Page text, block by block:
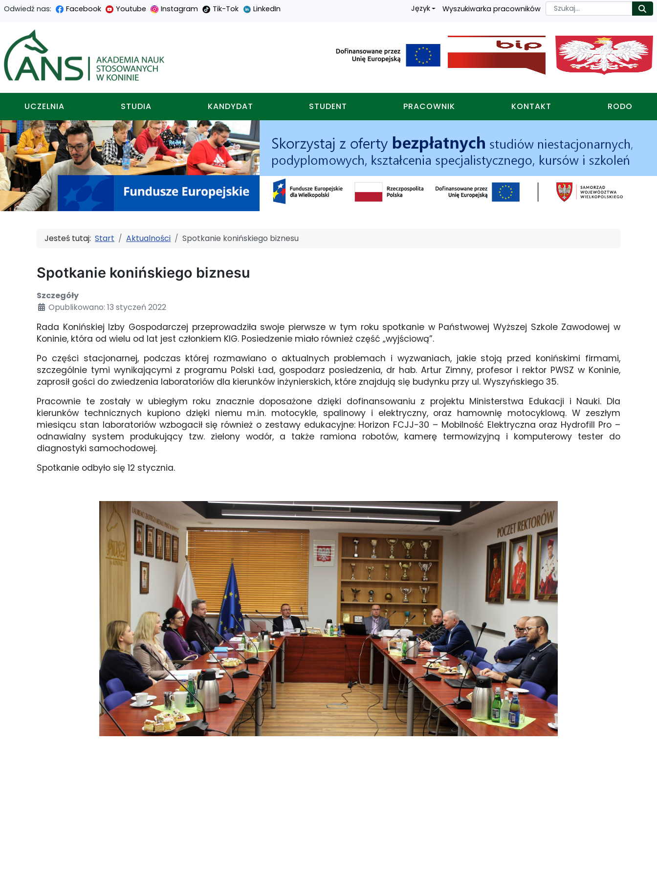
Przejdź
do
treści
głównej
Przejdź
do
menu
nawigacyjnego
Przejdź
do
wyszukiwarki
Przejdź
do
mapy
strony
Odwiedź nas: Facebook Youtube Instagram Tik-Tok LinkedIn Język Wyszukiwarka pracowników Szukaj
Akademia nauk stosowanych w koninie
UCZELNIA STUDIA KANDYDAT STUDENT PRACOWNIK KONTAKT RODO
Jesteś tutaj:Start Aktualności Spotkanie konińskiego biznesu
Spotkanie konińskiego biznesu
Szczegóły
Opublikowano: 13 styczeń 2022
Rada Konińskiej Izby Gospodarczej przeprowadziła swoje pierwsze w tym roku spotkanie w Państwowej Wyższej Szkole Zawodowej w
Koninie, która od wielu od lat jest członkiem KIG. Posiedzenie miało również część „wyjściową”.
Po części stacjonarnej, podczas której rozmawiano o aktualnych problemach i wyzwaniach, jakie stoją przed konińskimi firmami,
szczególnie tymi wynikającymi z programu Polski Ład, gospodarz posiedzenia, dr hab. Artur Zimny, profesor i rektor PWSZ w Koninie,
zaprosił gości do zwiedzenia laboratoriów dla kierunków inżynierskich, które znajdują się budynku przy ul. Wyszyńskiego 35.
Pracownie te zostały w ubiegłym roku znacznie doposażone dzięki dofinansowaniu z projektu Ministerstwa Edukacji i Nauki. Dla
kierunków technicznych kupiono dzięki niemu m.in. motocykle, spalinowy i elektryczny, oraz hamownię motocyklową. W zeszłym
miesiącu stan laboratoriów wzbogacił się również o zestawy edukacyjne: Horizon FCJJ-30 – Mobilność Elektryczna oraz Hydrofill Pro –
odnawialny system produkujący tzw. zielony wodór, a także ramiona robotów, kamerę termowizyjną i komputerowy tester do
diagnostyki samochodowej.
Spotkanie odbyło się 12 stycznia.